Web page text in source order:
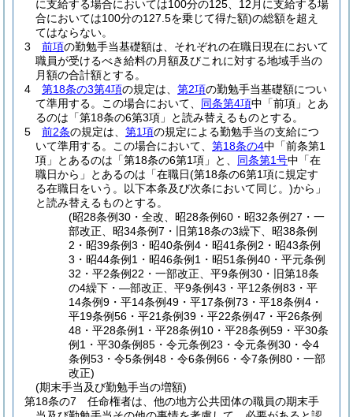
に支給する場合においては100分の125、12月に支給する場
合においては100分の127.5を乗じて得た額)の総額を超え
てはならない。
3
前項の勤勉手当基礎額は、それぞれの在職日現在において
職員が受けるべき給料の月額及びこれに対する地域手当の
月額の合計額とする。
4
第18条の3第4項の規定は、 第2項の勤勉手当基礎額につい
て準用する。
この場合において、 同条第4項中「前項」とあ
るのは「第18条の6第3項」と読み替えるものとする。
5
前2条の規定は、 第1項の規定による勤勉手当の支給につ
いて準用する。
この場合において、 第18条の4中「前条第1
項」とあるのは「第18条の6第1項」と、 同条第1号中「在
職日から」とあるのは「在職日(第18条の6第1項に規定す
る在職日をいう。以下本条及び次条において同じ。)から」
と読み替えるものとする。
(昭28条例30・全改、昭28条例60・昭32条例27・一
部改正、昭34条例7・旧第18条の3繰下、昭38条例
2・昭39条例3・昭40条例4・昭41条例2・昭43条例
3・昭44条例1・昭46条例1・昭51条例40・平元条例
32・平2条例22・一部改正、平9条例30・旧第18条
の4繰下・―部改正、平9条例43・平12条例83・平
14条例9・平14条例49・平17条例73・平18条例4・
平19条例56・平21条例39・平22条例47・平26条例
48・平28条例1・平28条例10・平28条例59・平30条
例1・平30条例85・令元条例23・令元条例30・令4
条例53・令5条例48・令6条例66・令7条例80・一部
改正)
(期末手当及び勤勉手当の増額)
第18条の7
任命権者は、他の地方公共団体の職員の期末手